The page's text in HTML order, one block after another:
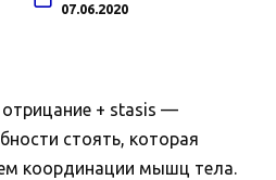
07.06.2020
+ stasis —
стоять, которая
координации мышц тела.